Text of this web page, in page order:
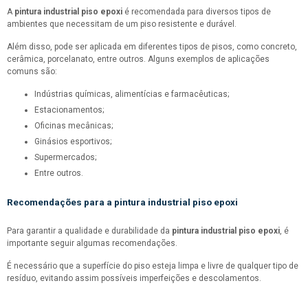
A pintura industrial piso epoxi é recomendada para diversos tipos de
ambientes que necessitam de um piso resistente e durável.
Além disso, pode ser aplicada em diferentes tipos de pisos, como concreto,
cerâmica, porcelanato, entre outros. Alguns exemplos de aplicações
comuns são:
Indústrias químicas, alimentícias e farmacêuticas;
Estacionamentos;
Oficinas mecânicas;
Ginásios esportivos;
Supermercados;
Entre outros.
Recomendações para a pintura industrial piso epoxi
Para garantir a qualidade e durabilidade da pintura industrial piso epoxi, é
importante seguir algumas recomendações.
É necessário que a superfície do piso esteja limpa e livre de qualquer tipo de
resíduo, evitando assim possíveis imperfeições e descolamentos.